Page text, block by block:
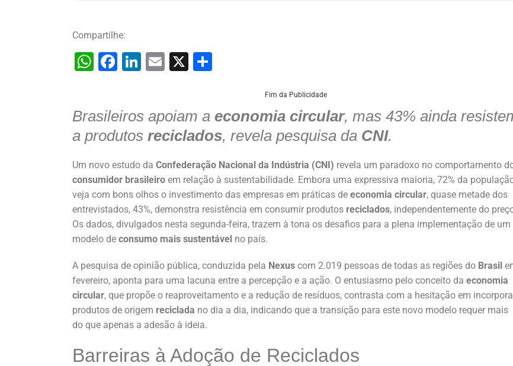
Compartilhe:
W
s
A
p
F
e
b
o
o
k
Li
e
dI
n
E
l
X
e
Fim da Publicidade
Brasileiros apoiam a economia circular, mas 43% ainda
a produtos reciclados, revela pesquisa da CNI.
Um novo estudo da Confederação Nacional da Indústria (CNI) revela um paradoxo no comportamento
consumidor brasileiro em relação à sustentabilidade. Embora uma expressiva maioria, 72% da
veja com bons olhos o investimento das empresas em práticas de economia circular, quase metade dos
entrevistados, 43%, demonstra resistência em consumir produtos reciclados, independentemente do
Os dados, divulgados nesta segunda-feira, trazem à tona os desafios para a plena implementação de um
modelo de consumo mais sustentável no país.
A pesquisa de opinião pública, conduzida pela Nexus com 2.019 pessoas de todas as regiões do Brasil
fevereiro, aponta para uma lacuna entre a percepção e a ação. O entusiasmo pelo conceito da economia
circular, que propõe o reaproveitamento e a redução de resíduos, contrasta com a hesitação em
produtos de origem reciclada no dia a dia, indicando que a transição para este novo modelo requer mais
do que apenas a adesão à ideia.
Barreiras à Adoção de Reciclados